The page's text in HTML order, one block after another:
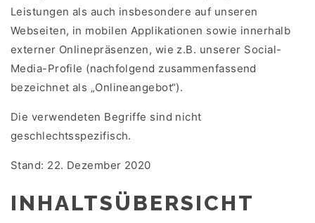
Leistungen als auch insbesondere auf unseren
Webseiten, in mobilen Applikationen sowie innerhalb
externer Onlinepräsenzen, wie z.B. unserer Social-
Media-Profile (nachfolgend zusammenfassend
bezeichnet als „Onlineangebot“).
Die verwendeten Begriffe sind nicht
geschlechtsspezifisch.
Stand: 22. Dezember 2020
INHALTSÜBERSICHT